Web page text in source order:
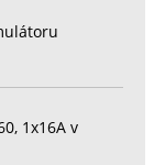
1x16A v